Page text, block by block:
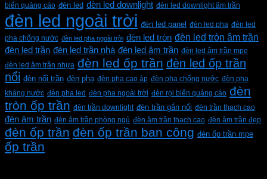
biển quảng cáo đèn led đèn led downlight đèn led downlight âm trần
đèn led ngoài trời đèn led panel đèn led pha đèn led
pha chống nước đèn led pha ngoài trời đèn led tròn đèn led tròn âm trần
đèn led trần đèn led trần nhà đèn led âm trần đèn led âm trần mpe
đèn led âm trần nhựa đèn led ốp trần đèn led ốp trần
nổi đèn nổi trần đèn pha đèn pha cao áp đèn pha chống nước đèn pha
kháng nước đèn pha led đèn pha ngoài trời đèn rọi biển quảng cáo đèn
tròn ốp trần đèn trần downlight đèn trần gắn nổi đèn trần thạch cao
đèn âm trần đèn âm trần phòng ngủ đèn âm trần thạch cao đèn âm trần đẹp
đèn ốp trần đèn ốp trần ban công đèn ốp trần mpe
ốp trần